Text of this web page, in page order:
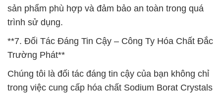
sản phẩm phù hợp và đảm bảo an toàn trong quá
trình sử dụng.
**7. Đối Tác Đáng Tin Cậy – Công Ty Hóa Chất Đắc
Trường Phát**
Chúng tôi là đối tác đáng tin cậy của bạn không chỉ
trong việc cung cấp hóa chất Sodium Borat Crystals